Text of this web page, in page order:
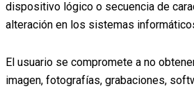
dispositivo lógico o secuencia de
alteración en los sistemas
El usuario se compromete a no
imagen, fotografías, grabaciones,